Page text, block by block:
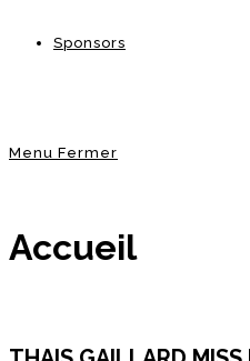
Sponsors
Menu Fermer
Accueil